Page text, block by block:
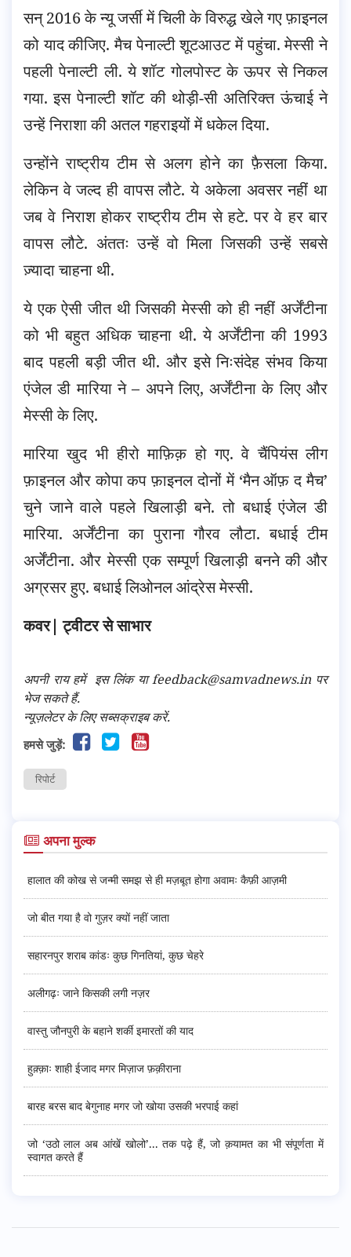
सन् 2016 के न्यू जर्सी में चिली के विरुद्ध खेले गए फ़ाइनल
को याद कीजिए. मैच पेनाल्टी शूटआउट में पहुंचा. मेस्सी ने
पहली पेनाल्टी ली. ये शॉट गोलपोस्ट के ऊपर से निकल
गया. इस पेनाल्टी शॉट की थोड़ी-सी अतिरिक्त ऊंचाई ने
उन्हें निराशा की अतल गहराइयों में धकेल दिया.
उन्होंने राष्ट्रीय टीम से अलग होने का फ़ैसला किया.
लेकिन वे जल्द ही वापस लौटे. ये अकेला अवसर नहीं था
जब वे निराश होकर राष्ट्रीय टीम से हटे. पर वे हर बार
वापस लौटे. अंततः उन्हें वो मिला जिसकी उन्हें सबसे
ज़्यादा चाहना थी.
ये एक ऐसी जीत थी जिसकी मेस्सी को ही नहीं अर्जेंटीना
को भी बहुत अधिक चाहना थी. ये अर्जेंटीना की 1993
बाद पहली बड़ी जीत थी. और इसे निःसंदेह संभव किया
एंजेल डी मारिया ने – अपने लिए, अर्जेंटीना के लिए और
मेस्सी के लिए.
मारिया खुद भी हीरो माफ़िक़ हो गए. वे चैंपियंस लीग
फ़ाइनल और कोपा कप फ़ाइनल दोनों में ‘मैन ऑफ़ द मैच’
चुने जाने वाले पहले खिलाड़ी बने. तो बधाई एंजेल डी
मारिया. अर्जेंटीना का पुराना गौरव लौटा. बधाई टीम
अर्जेंटीना. और मेस्सी एक सम्पूर्ण खिलाड़ी बनने की और
अग्रसर हुए. बधाई लिओनल आंद्रेस मेस्सी.
कवर| ट्वीटर से साभार
अपनी राय हमें इस लिंक या feedback@samvadnews.in पर
भेज सकते हैं.
न्यूज़लेटर के लिए सब्सक्राइब करें.
हमसे जुड़ें:
रिपोर्ट
अपना मुल्क
हालात की कोख से जन्मी समझ से ही मज़बूत होगा अवामः कैफ़ी आज़मी
जो बीत गया है वो गुज़र क्यों नहीं जाता
सहारनपुर शराब कांडः कुछ गिनतियां, कुछ चेहरे
अलीगढ़ः जाने किसकी लगी नज़र
वास्तु जौनपुरी के बहाने शर्की इमारतों की याद
हुक़्क़ाः शाही ईजाद मगर मिज़ाज फ़क़ीराना
बारह बरस बाद बेगुनाह मगर जो खोया उसकी भरपाई कहां
जो ‘उठो लाल अब आंखें खोलो’... तक पढ़े हैं, जो क़यामत का भी संपूर्णता में
स्वागत करते हैं